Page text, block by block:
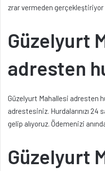
zrar vermeden
Güzelyurt
adresten
Güzelyurt Mahallesi adresten
adrestesiniz. Hurdalarınızı
gelip alıyoruz. Ödemenizi
Güzelyurt